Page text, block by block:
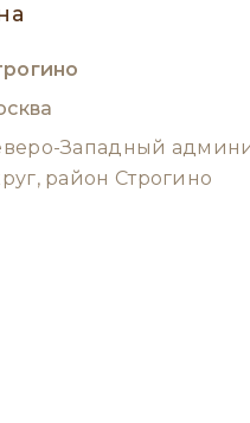
Западный
район Строгино